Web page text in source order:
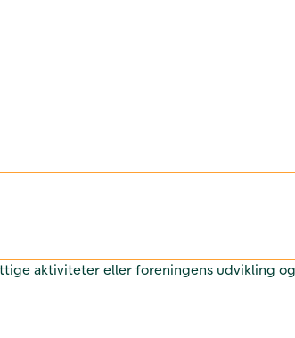
aktiviteter eller foreningens udvikling